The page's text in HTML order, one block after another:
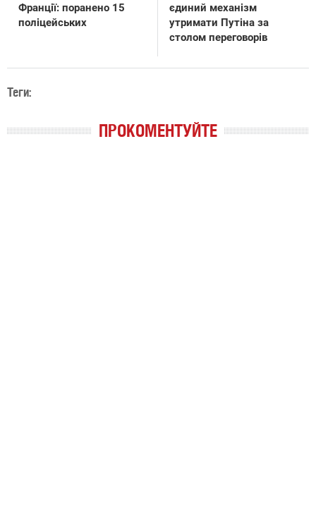
Франції: поранено 15
поліцейських
єдиний механізм
утримати Путіна за
столом переговорів
Теги:
ПРОКОМЕНТУЙТЕ